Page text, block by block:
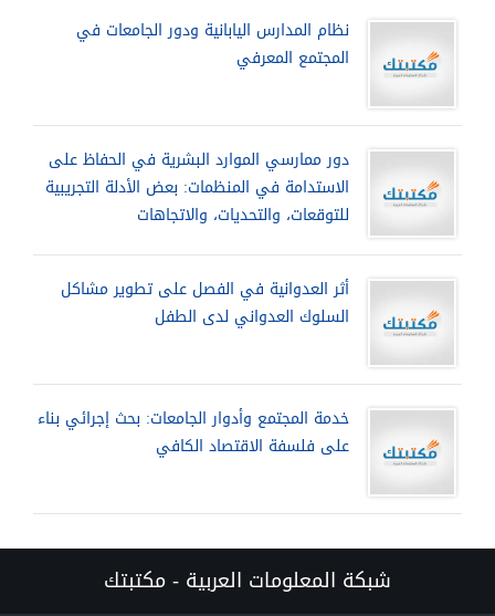
نظام المدارس اليابانية ودور الجامعات في
المجتمع المعرفي
دور ممارسي الموارد البشرية في الحفاظ على
الاستدامة في المنظمات: بعض الأدلة التجريبية
للتوقعات، والتحديات، والاتجاهات
أثر العدوانية في الفصل على تطوير مشاكل
السلوك العدواني لدى الطفل
خدمة المجتمع وأدوار الجامعات: بحث إجرائي بناء
على فلسفة الاقتصاد الكافي
شبكة المعلومات العربية - مكتبتك